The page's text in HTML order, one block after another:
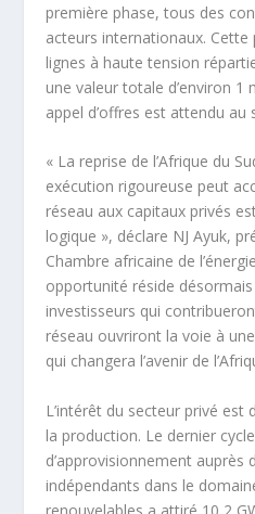
première phase, tous des
acteurs internationaux.
lignes à haute tension
une valeur totale d’environ 1
appel d’offres est attendu au
« La reprise de l’Afrique du
exécution rigoureuse peut
réseau aux capitaux privés
logique », déclare NJ Ayuk,
Chambre africaine de
opportunité réside
investisseurs qui
réseau ouvriront la voie à
qui changera l’avenir de
L’intérêt du secteur privé
la production. Le dernier
d’approvisionnement auprès
indépendants dans le
renouvelables a attiré 10,2